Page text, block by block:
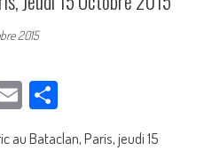
2015
EmailPartager
au Bataclan, Paris, jeudi 15